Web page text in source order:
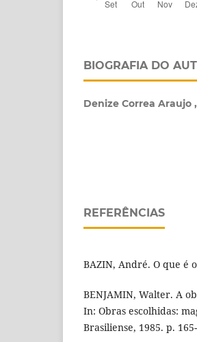
BIOGRAFIA DO
Denize Correa Araujo
REFERÊNCIAS
BAZIN, André. O que é
BENJAMIN, Walter. A
In: Obras escolhidas:
Brasiliense, 1985. p.